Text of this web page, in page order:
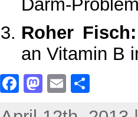
Darm-
Roher Fisch:
an Vitamin B
F
M
E